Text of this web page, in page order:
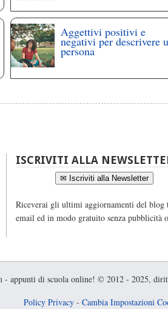
Aggettivi positivi e
negativi per descrivere
persona
ISCRIVITI ALLA
✉ Iscriviti alla Newsletter
Riceverai gli ultimi aggiornamenti del blog
email ed in modo gratuito senza pubblicità
- appunti di scuola online! © 2012 - 2025,
Policy Privacy- Cambia Impostazioni